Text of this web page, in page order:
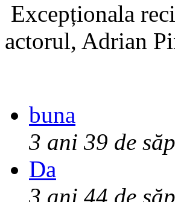
Excepționala
actorul, Adrian
buna
3 ani 39 de
Da
3 ani 44 de